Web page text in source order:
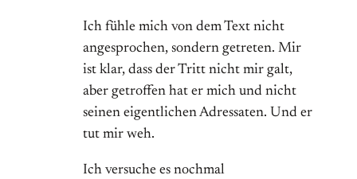
Ich fühle mich von dem Text nicht
angesprochen, sondern getreten. Mir
ist klar, dass der Tritt nicht mir galt,
aber getroffen hat er mich und nicht
seinen eigentlichen Adressaten. Und er
tut mir weh.
Ich versuche es nochmal